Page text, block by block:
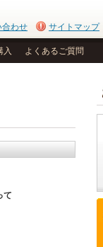
合わせ サイトマップ
入 よくあるご質問
て